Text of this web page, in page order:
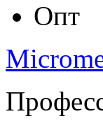
Опт